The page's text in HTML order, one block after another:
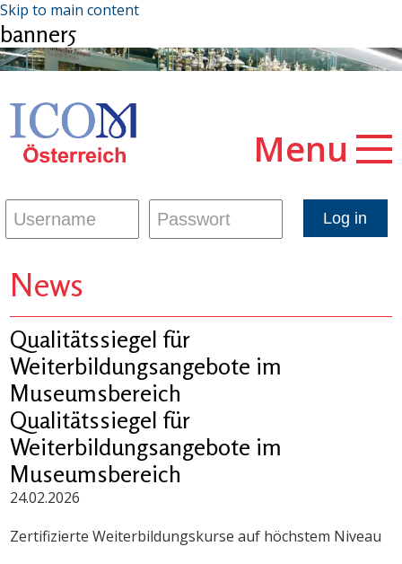
Skip to main content
banner5
Menu
News
Qualitätssiegel für
Weiterbildungsangebote im
Museumsbereich
Qualitätssiegel für
Weiterbildungsangebote im
Museumsbereich
24.02.2026
Zertifizierte Weiterbildungskurse auf höchstem Niveau